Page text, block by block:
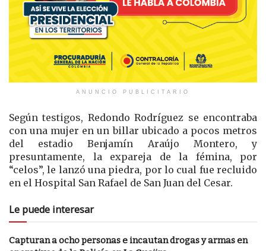
ANUNCIO PUBLICITARIO
Según testigos, Redondo Rodríguez se encontraba
con una mujer en un billar ubicado a pocos metros
del estadio Benjamín Araújo Montero, y
presuntamente, la expareja de la fémina, por
“celos”, le lanzó una piedra, por lo cual fue recluido
en el Hospital San Rafael de San Juan del Cesar.
Le puede interesar
Capturan a ocho personas e incautan drogas y armas en